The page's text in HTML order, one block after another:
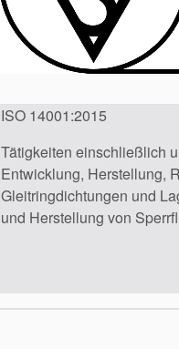
ISO 14001:2015
Tätigkeiten einschließlich
Entwicklung, Herstellung,
Gleitringdichtungen und
und Herstellung von